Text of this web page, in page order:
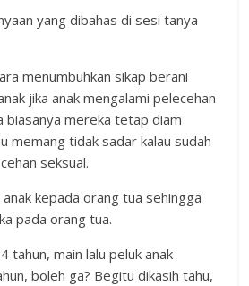
yang dibahas di sesi tanya
menumbuhkan sikap berani
jika anak mengalami pelecehan
biasanya mereka tetap diam
memang tidak sadar kalau sudah
seksual.
kepada orang tua sehingga
pada orang tua.
tahun, main lalu peluk anak
boleh ga? Begitu dikasih tahu,